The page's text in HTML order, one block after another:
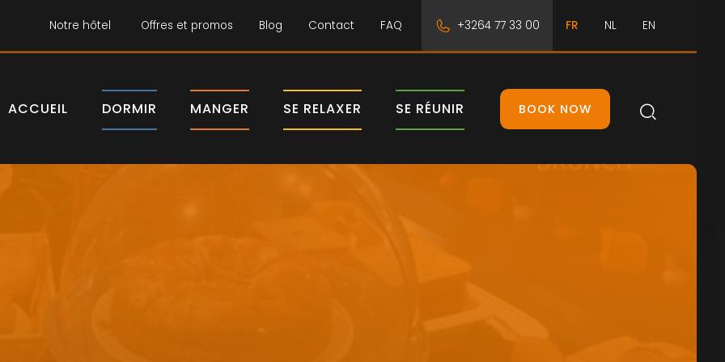
Notre hôtel Offres et promos Blog Contact FAQ +3264 77 33 00 FR NL EN
ACCUEIL DORMIR MANGER SE RELAXER SE RÉUNIR BOOK NOW